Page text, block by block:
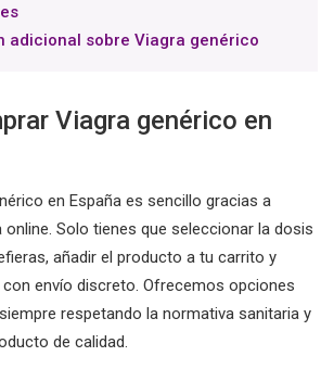
adicional sobre Viagra genérico
Viagra genérico en
en España es sencillo gracias a
Solo tienes que seleccionar la dosis
añadir el producto a tu carrito y
envío discreto. Ofrecemos opciones
respetando la normativa sanitaria y
de calidad.